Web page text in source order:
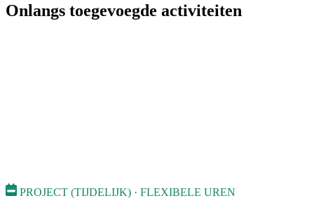
Onlangs toegevoegde activiteiten
PROJECT (TIJDELIJK) · FLEXIBELE UREN